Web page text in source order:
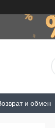
и обмен